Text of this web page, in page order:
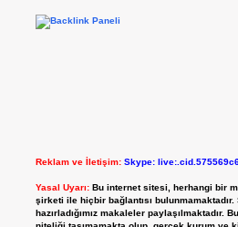
Reklam ve İletişim: Skype:
Yasal Uyarı: Bu internet sitesi, herhangi bir
şirketi ile hiçbir bağlantısı bulunmamaktadır.
hazırladığımız makaleler paylaşılmaktadır.